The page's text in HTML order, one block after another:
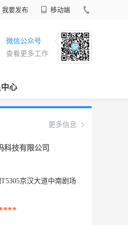
我要发布 移动端
微信公众号
查看更多工作
心
更多信息
科技有限公司
京汉大道中南剧场